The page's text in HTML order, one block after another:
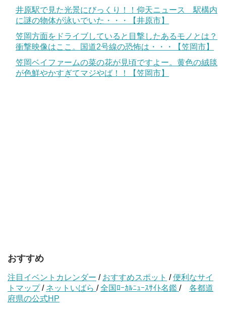
井原駅で見た光景にびっくり！！仰天ニュース 駅構内
に謎の物体が泳いでいた・・・【井原市】
笠岡方面をドライブしていると目撃したあるモノとは？
衝撃映像はここ。国道2号線の恐怖は・・・【笠岡市】
笠岡ベイファームの菜の花が見頃ですよー。黄色の絨毯
が色鮮やかすぎてマジやば！！【笠岡市】
おすすめ
注目イベントカレンダー / おすすめスポット /便利なサイ
トマップ/ ネットいばら /全国ﾛｰｶﾙﾆｭｰｽｻｲﾄ名鑑 / 各都道
府県の公式HP